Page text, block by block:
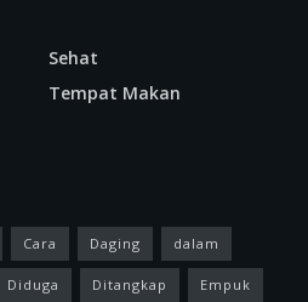
Sehat
Tempat Makan
Cara Daging dalam
Diduga Ditangkap Empuk